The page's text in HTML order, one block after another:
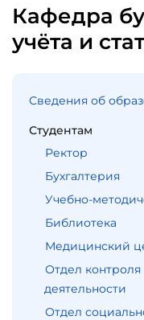
Кафедра
учёта и
Сведения об
Студентам
Ректор
Бухгалтерия
Учебно-
Библиотека
Медицинский
Отдел контроля
деятельности
Отдел